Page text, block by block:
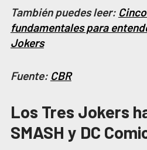
También puedes leer:
fundamentales para
Jokers
Fuente: CBR
Los Tres Jokers
SMASH y DC